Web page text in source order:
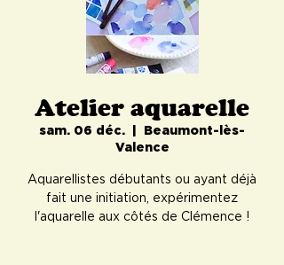
Atelier aquarelle
sam. 06 déc.
Beaumont-lès-
Valence
Aquarellistes débutants ou ayant déjà
fait une initiation, expérimentez
l'aquarelle aux côtés de Clémence !